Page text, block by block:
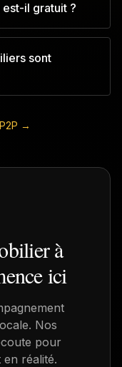
il gratuit ?
sont
→
à
ici
Nos
pour
réalité.